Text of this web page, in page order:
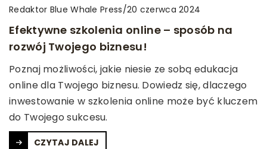
Redaktor Blue Whale Press/20 czerwca 2024
Efektywne szkolenia online – sposób na
rozwój Twojego biznesu!
Poznaj możliwości, jakie niesie ze sobą edukacja
online dla Twojego biznesu. Dowiedz się, dlaczego
inwestowanie w szkolenia online może być kluczem
do Twojego sukcesu.
CZYTAJ DALEJ